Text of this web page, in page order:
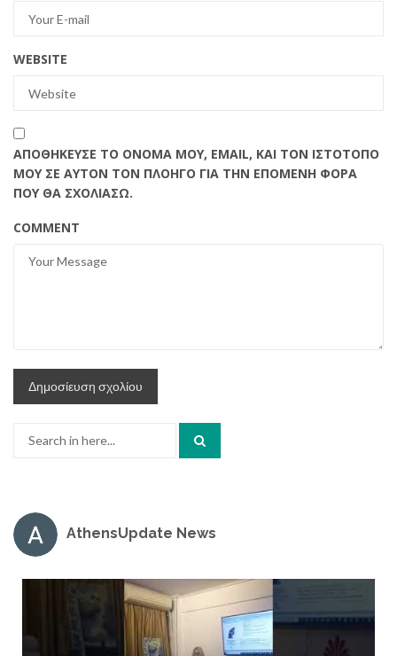
WEBSITE
ΑΠΟΘΉΚΕΥΣΕ ΤΟ ΌΝΟΜΆ ΜΟΥ, EMAIL, ΚΑΙ ΤΟΝ ΙΣΤΌΤΟΠΟ
ΜΟΥ ΣΕ ΑΥΤΌΝ ΤΟΝ ΠΛΟΗΓΌ ΓΙΑ ΤΗΝ ΕΠΌΜΕΝΗ ΦΟΡΆ
ΠΟΥ ΘΑ ΣΧΟΛΙΆΣΩ.
COMMENT
AthensUpdate News